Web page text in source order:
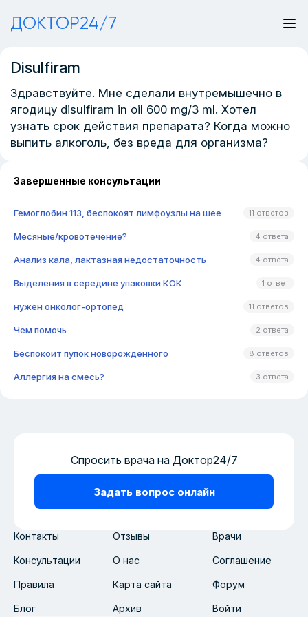
ДОКТОР24/7
Disulfiram
Здравствуйте. Мне сделали внутремышечно в
ягодицу disulfiram in oil 600 mg/3 ml. Хотел
узнать срок действия препарата? Когда можно
выпить алкоголь, без вреда для организма?
Завершенные консультации
Гемоглобин 113, беспокоят лимфоузлы на шее 11 ответов
Месяные/кровотечение? 4 ответа
Анализ кала, лактазная недостаточность 4 ответа
Выделения в середине упаковки КОК 1 ответ
нужен онколог-ортопед 11 ответов
Чем помочь 2 ответа
Беспокоит пупок новорожденного 8 ответов
Аллергия на смесь? 3 ответа
Контакты Отзывы Врачи
Консультации О нас Соглашение
Правила Карта сайта Форум
Блог Архив Войти
Спросить врача на Доктор24/7
Задать вопрос онлайн